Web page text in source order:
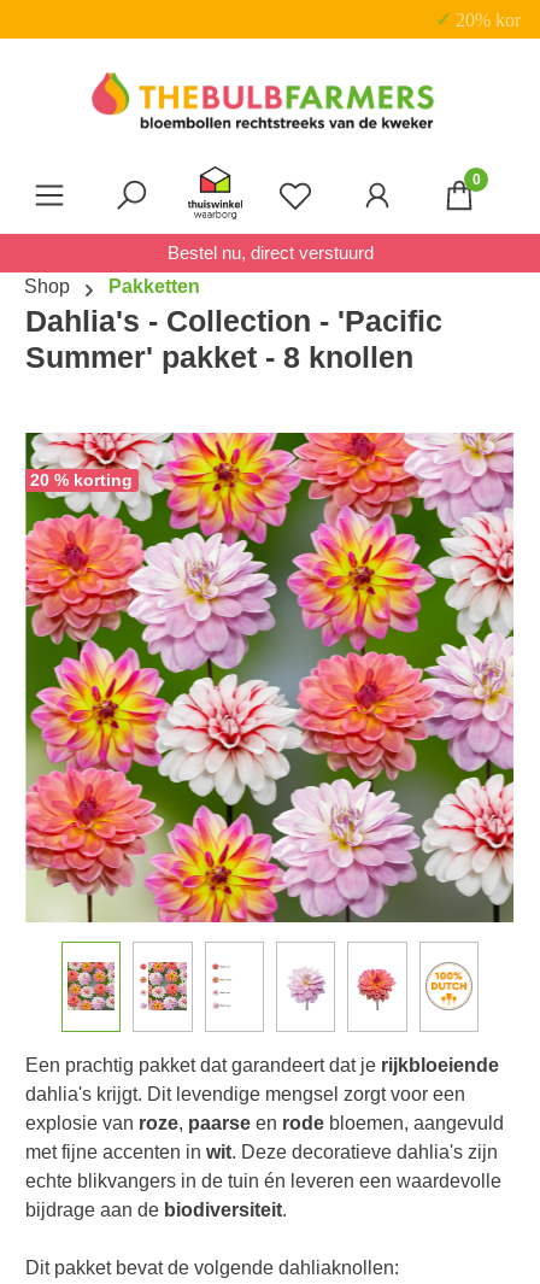
Je hebt 0 items op je
0
Bestel nu, direct verstuurd
Shop
Pakketten
Dahlia's - Collection - 'Pacific
Summer' pakket - 8 knollen
20 % korting
Een prachtig pakket dat garandeert dat je rijkbloeiende
dahlia's krijgt. Dit levendige mengsel zorgt voor een
explosie van roze, paarse en rode bloemen, aangevuld
met fijne accenten in wit. Deze decoratieve dahlia's zijn
echte blikvangers in de tuin én leveren een waardevolle
bijdrage aan de biodiversiteit.
Dit pakket bevat de volgende dahliaknollen: